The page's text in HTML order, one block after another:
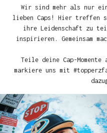
Wir sind mehr als nur
lieben Caps! Hier treffen
ihre Leidenschaft zu
inspirieren. Gemeinsam
Teile deine Cap-
markiere uns mit